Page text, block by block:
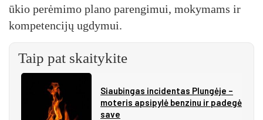
ūkio perėmimo plano parengimui, mokymams ir
kompetencijų ugdymui.
Taip pat skaitykite
Siau­bin­gas in­ci­den­tas Plun­gė­je –
mo­te­ris ap­si­py­lė ben­zi­nu ir pa­de­gė
sa­ve